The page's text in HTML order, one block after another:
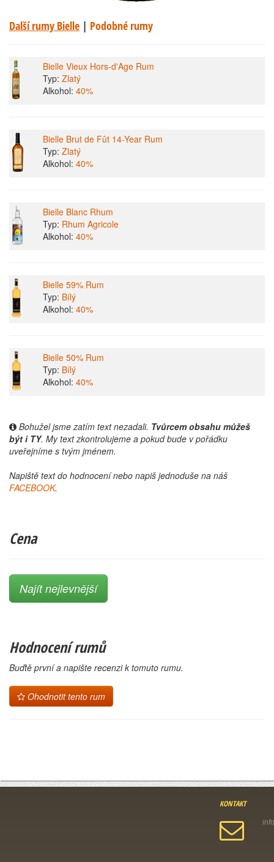
Další rumy Bielle | Podobné rumy
Bielle Vieux Hors-d'Age Rum
Typ: Zlatý
Alkohol: 40%
Bielle Brut de Fût 14-Year Rum
Typ: Zlatý
Alkohol: 40%
Bielle Blanc Rhum
Typ: Rhum Agricole
Alkohol: 40%
Bielle 59% Rum
Typ: Bílý
Alkohol: 40%
Bielle 50% Rum
Typ: Bílý
Alkohol: 40%
Bohužel jsme zatím text nezadali. Tvůrcem obsahu můžeš
být i TY. My text zkontrolujeme a pokud bude v pořádku
uveřejníme s tvým jménem.
Napiště text do hodnocení nebo napiš jednoduše na náš
FACEBOOK.
Cena
Najít nejlevnější
Hodnocení rumů
Buďtě první a napište recenzi k tomuto rumu.
Ohodnotit tento rum
KONTAKT